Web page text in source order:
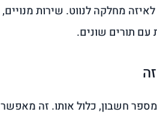
מחלקה לנווט. שירות מנויים,
עם תורים שונים.
חשבון, כלול אותו. זה מאפשר